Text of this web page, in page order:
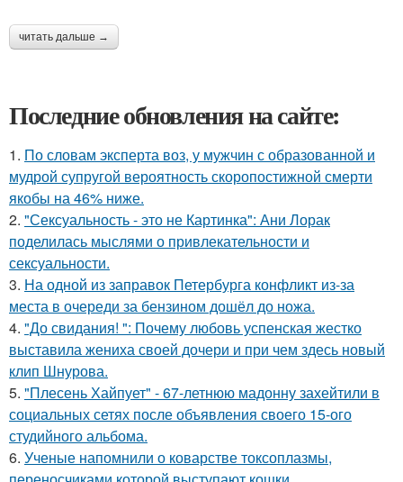
читать дальше →
Последние обновления на сайте:
1. По словам эксперта воз, у мужчин с образованной и
мудрой супругой вероятность скоропостижной смерти
якобы на 46% ниже.
2. "Сексуальность - это не Картинка": Ани Лорак
поделилась мыслями о привлекательности и
сексуальности.
3. На одной из заправок Петербурга конфликт из-за
места в очереди за бензином дошёл до ножа.
4. "До свидания! ": Почему любовь успенская жестко
выставила жениха своей дочери и при чем здесь новый
клип Шнурова.
5. "Плесень Хайпует" - 67-летнюю мадонну захейтили в
социальных сетях после объявления своего 15-ого
студийного альбома.
6. Ученые напомнили о коварстве токсоплазмы,